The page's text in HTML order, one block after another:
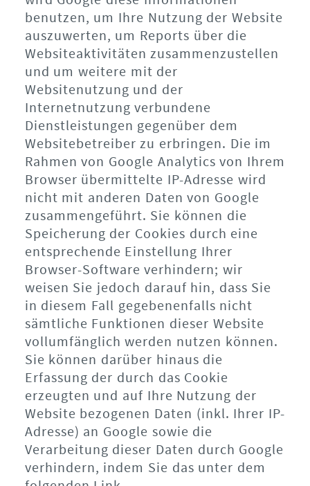
benutzen, um Ihre Nutzung der Website
auszuwerten, um Reports über die
Websiteaktivitäten zusammenzustellen
und um weitere mit der
Websitenutzung und der
Internetnutzung verbundene
Dienstleistungen gegenüber dem
Websitebetreiber zu erbringen. Die im
Rahmen von Google Analytics von Ihrem
Browser übermittelte IP-Adresse wird
nicht mit anderen Daten von Google
zusammengeführt. Sie können die
Speicherung der Cookies durch eine
entsprechende Einstellung Ihrer
Browser-Software verhindern; wir
weisen Sie jedoch darauf hin, dass Sie
in diesem Fall gegebenenfalls nicht
sämtliche Funktionen dieser Website
vollumfänglich werden nutzen können.
Sie können darüber hinaus die
Erfassung der durch das Cookie
erzeugten und auf Ihre Nutzung der
Website bezogenen Daten (inkl. Ihrer IP-
Adresse) an Google sowie die
Verarbeitung dieser Daten durch Google
verhindern, indem Sie das unter dem